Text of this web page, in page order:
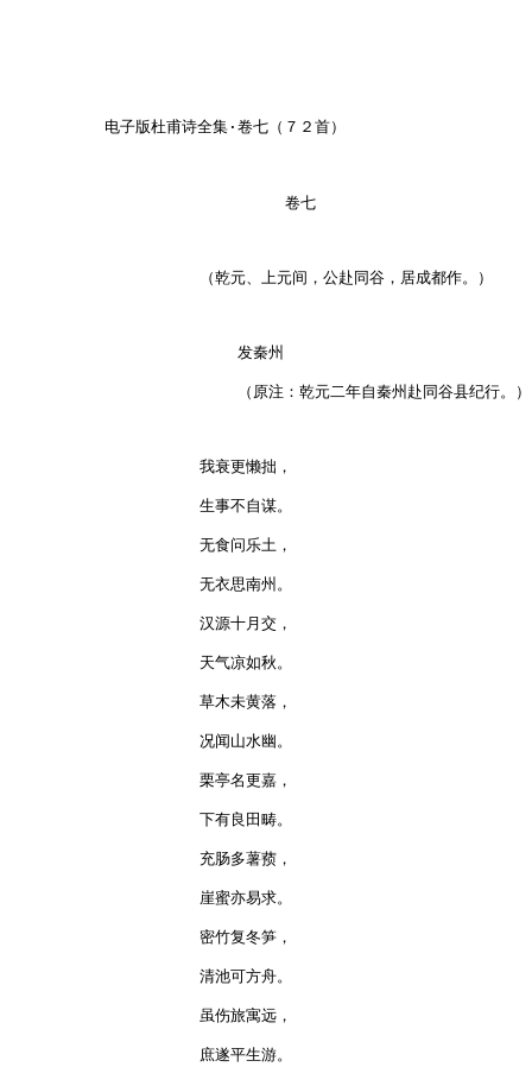
电子版杜甫诗全集·卷七（７２首）
         卷七
（乾元、上元间，公赴同谷，居成都作。）
    发秦州
    （原注：乾元二年自秦州赴同谷县纪行。）
我衰更懒拙，
生事不自谋。
无食问乐土，
无衣思南州。
汉源十月交，
天气凉如秋。
草木未黄落，
况闻山水幽。
栗亭名更嘉，
下有良田畴。
充肠多薯蓣，
崖蜜亦易求。
密竹复冬笋，
清池可方舟。
虽伤旅寓远，
庶遂平生游。